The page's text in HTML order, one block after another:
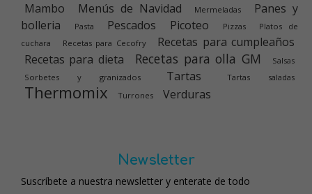
Mambo Menús de Navidad Mermeladas
Panes y
bolleria
Pasta Pescados Picoteo Pizzas
Platos de
cuchara
Recetas para Cecofry
Recetas para cumpleaños
Recetas para dieta
Recetas para olla GM
Salsas
Sorbetes y granizados
Tartas Tartas saladas
Thermomix Turrones Verduras
Newsletter
Suscríbete a nuestra newsletter y enterate de todo